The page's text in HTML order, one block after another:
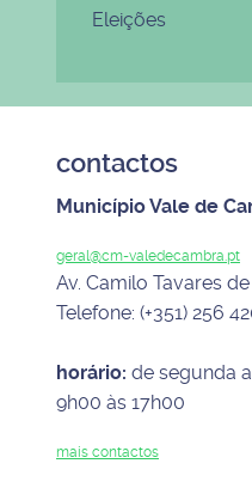
Eleições
contactos
Município Vale de
geral@cm-valedecambra.pt
Av. Camilo Tavares
Telefone: (+351) 256
horário: de segunda
9h00 às 17h00
mais contactos